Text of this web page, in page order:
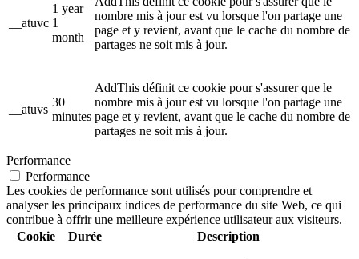
__atuvc
1 year
1
month
nombre mis à jour est vu lorsque l'on partage une
page et y revient, avant que le cache du nombre de
partages ne soit mis à jour.
__atuvs
30
minutes
AddThis définit ce cookie pour s'assurer que le
nombre mis à jour est vu lorsque l'on partage une
page et y revient, avant que le cache du nombre de
partages ne soit mis à jour.
Performance
Performance
Les cookies de performance sont utilisés pour comprendre et
analyser les principaux indices de performance du site Web, ce qui
contribue à offrir une meilleure expérience utilisateur aux visiteurs.
Cookie
Durée Description